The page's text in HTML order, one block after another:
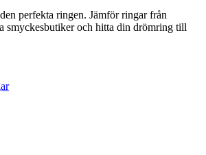
perfekta ringen. Jämför ringar från
smyckesbutiker och hitta din drömring till